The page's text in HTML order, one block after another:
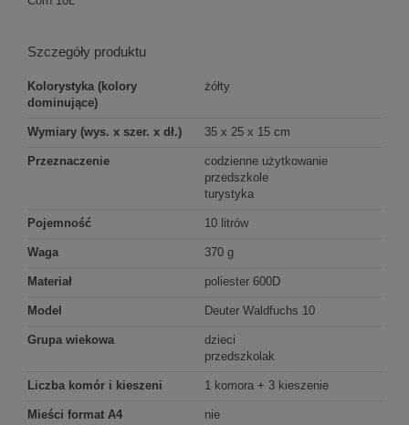
Szczegóły produktu
Kolorystyka (kolory
dominujące)
żółty
Wymiary (wys. x szer. x dł.) 35 x 25 x 15 cm
Przeznaczenie
codzienne użytkowanie
przedszkole
turystyka
Pojemność 10 litrów
Waga 370 g
Materiał poliester 600D
Model Deuter Waldfuchs 10
Grupa wiekowa
dzieci
przedszkolak
Liczba komór i kieszeni 1 komora + 3 kieszenie
Mieści format A4 nie